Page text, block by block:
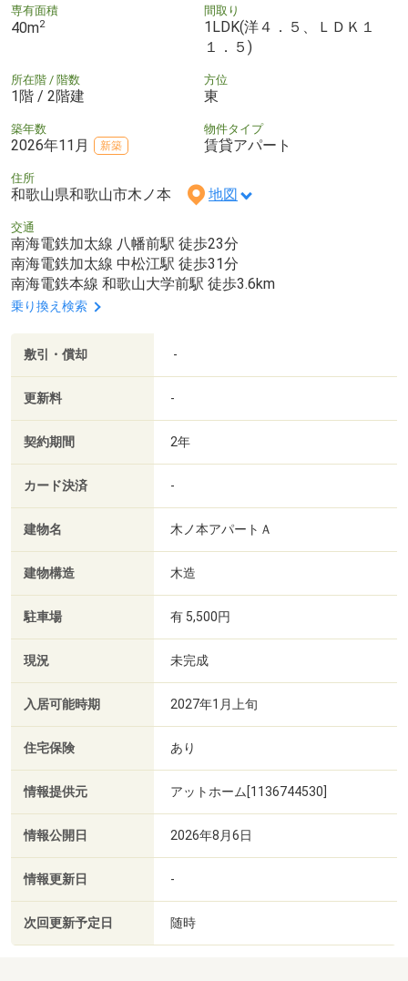
専有面積
40m2
間取り
1LDK(洋４．５、ＬＤＫ１
１．５)
所在階 / 階数
1階 / 2階建
方位
東
築年数
2026年11月 新築
物件タイプ
賃貸アパート
住所
和歌山県和歌山市木ノ本 地図
交通
南海電鉄加太線 八幡前駅 徒歩23分
南海電鉄加太線 中松江駅 徒歩31分
南海電鉄本線 和歌山大学前駅 徒歩3.6km
乗り換え検索
敷引・償却 -
更新料 -
契約期間 2年
カード決済 -
建物名 木ノ本アパートＡ
建物構造 木造
駐車場 有 5,500円
現況 未完成
入居可能時期 2027年1月上旬
住宅保険 あり
情報提供元 アットホーム[1136744530]
情報公開日 2026年8月6日
情報更新日 -
次回更新予定日 随時